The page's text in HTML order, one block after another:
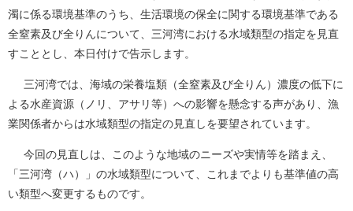
濁に係る環境基準のうち、生活環境の保全に関する環境基準である
全窒素及び全りんについて、三河湾における水域類型の指定を見直
すこととし、本日付けで告示します。
三河湾では、海域の栄養塩類（全窒素及び全りん）濃度の低下に
よる水産資源（ノリ、アサリ等）への影響を懸念する声があり、漁
業関係者からは水域類型の指定の見直しを要望されています。
今回の見直しは、このような地域のニーズや実情等を踏まえ、
「三河湾（ハ）」の水域類型について、これまでよりも基準値の高
い類型へ変更するものです。